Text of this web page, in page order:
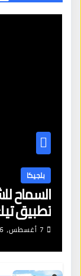
بلجيكا
السماح
تطبيق
7 أغسطس، 2026